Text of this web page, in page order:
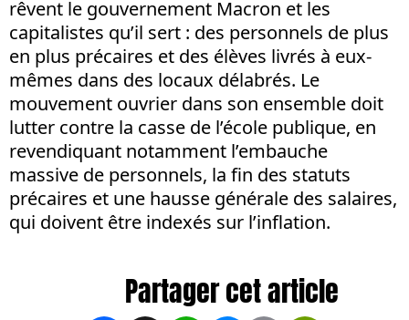
rêvent le gouvernement Macron et les
capitalistes qu’il sert : des personnels de plus
en plus précaires et des élèves livrés à eux-
mêmes dans des locaux délabrés. Le
mouvement ouvrier dans son ensemble doit
lutter contre la casse de l’école publique, en
revendiquant notamment l’embauche
massive de personnels, la fin des statuts
précaires et une hausse générale des salaires,
qui doivent être indexés sur l’inflation.